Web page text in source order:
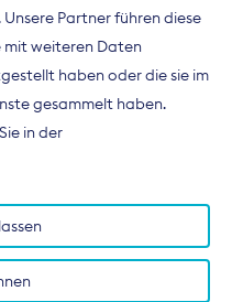
und
als
der
Partner führen diese
weiteren Daten
haben oder die sie im
gesammelt haben.
in der